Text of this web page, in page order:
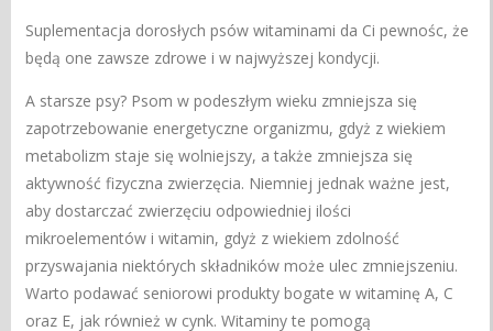
Suplementacja dorosłych psów witaminami da Ci pewnośc, że
będą one zawsze zdrowe i w najwyższej kondycji.
A starsze psy? Psom w podeszłym wieku zmniejsza się
zapotrzebowanie energetyczne organizmu, gdyż z wiekiem
metabolizm staje się wolniejszy, a także zmniejsza się
aktywność fizyczna zwierzęcia. Niemniej jednak ważne jest,
aby dostarczać zwierzęciu odpowiedniej ilości
mikroelementów i witamin, gdyż z wiekiem zdolność
przyswajania niektórych składników może ulec zmniejszeniu.
Warto podawać seniorowi produkty bogate w witaminę A, C
oraz E, jak również w cynk. Witaminy te pomogą